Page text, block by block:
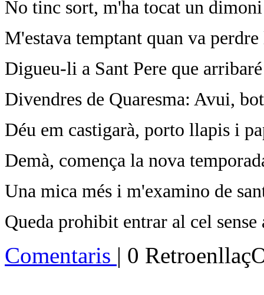
No tinc sort, m'ha tocat un
M'estava temptant quan va perdre
Digueu-li a Sant Pere que
Divendres de Quaresma: Avui,
Déu em castigarà, porto llapis i
Demà, comença la nova
Una mica més i m'examino de
Queda prohibit entrar al cel sense
Comentaris | 0